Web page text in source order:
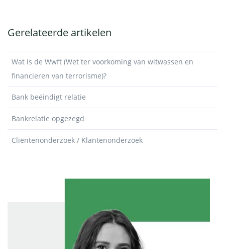
Gerelateerde artikelen
Wat is de Wwft (Wet ter voorkoming van witwassen en
financieren van terrorisme)?
Bank beëindigt relatie
Bankrelatie opgezegd
Cliëntenonderzoek / Klantenonderzoek